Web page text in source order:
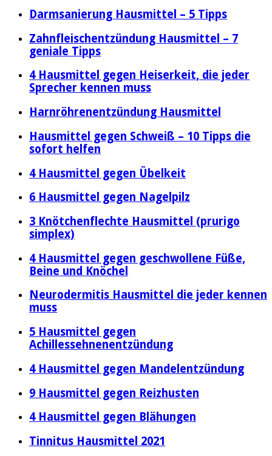
Darmsanierung Hausmittel – 5 Tipps
Zahnfleischentzündung Hausmittel – 7
geniale Tipps
4 Hausmittel gegen Heiserkeit, die jeder
Sprecher kennen muss
Harnröhrenentzündung Hausmittel
Hausmittel gegen Schweiß – 10 Tipps die
sofort helfen
4 Hausmittel gegen Übelkeit
6 Hausmittel gegen Nagelpilz
3 Knötchenflechte Hausmittel (prurigo
simplex)
4 Hausmittel gegen geschwollene Füße,
Beine und Knöchel
Neurodermitis Hausmittel die jeder kennen
muss
5 Hausmittel gegen
Achillessehnenentzündung
4 Hausmittel gegen Mandelentzündung
9 Hausmittel gegen Reizhusten
4 Hausmittel gegen Blähungen
Tinnitus Hausmittel 2021